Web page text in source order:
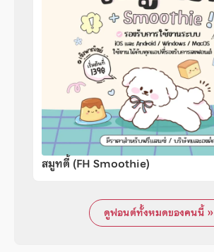
สมูทตี้ (FH Smoothie)
ดูฟอนต์ทั้งหมดของคนนี้ »